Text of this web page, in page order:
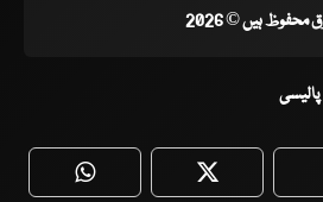
محفوظ ہیں © 2026
WhatsApp Twitter